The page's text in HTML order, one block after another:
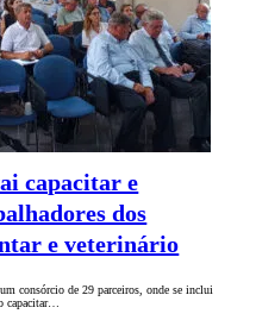
capacitar e
dos
e veterinário
consórcio de 29 parceiros, onde se inclui
capacitar…